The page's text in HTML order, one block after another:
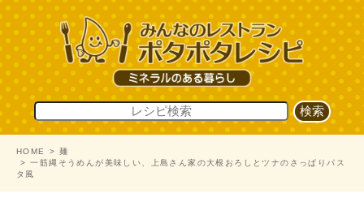
HOME
麺
一筋縄そうめんが美味しい、上島さん家の大根おろしとツナのさっぱりパス
タ風